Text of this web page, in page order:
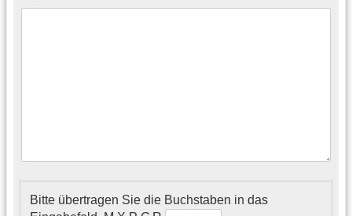
Bitte übertragen Sie die Buchstaben in das